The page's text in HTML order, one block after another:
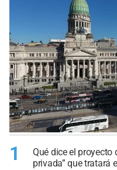
1
Qué dice el proyecto
privada” que tratará